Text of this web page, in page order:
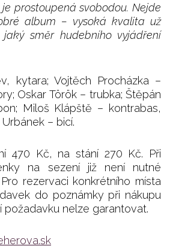
je prostoupená svobodou. Nejde
album – vysoká kvalita už
směr hudebního vyjádření
kytara; Vojtěch Procházka –
Oskar Török – trubka; Štěpán
Miloš Klápště – kontrabas,
– bicí.
470 Kč, na stání 270 Kč. Při
na sezení již není nutné
rezervaci konkrétního místa
do poznámky při nákupu
požadavku nelze garantovat.